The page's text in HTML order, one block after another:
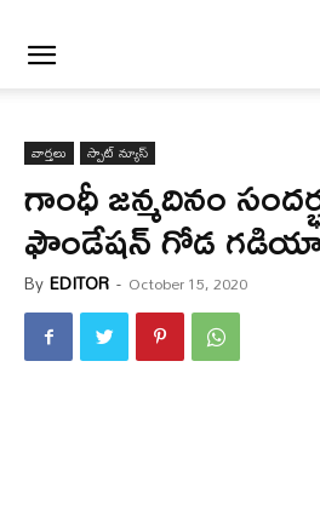
వార్త‌లు స్పాట్ న్యూస్
గాంధీ జన్మదినం
ఫౌండేషన్ గోడ
ByEDITOR - October 15, 2020